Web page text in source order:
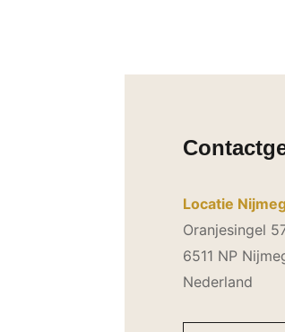
Locatie
Oranjesingel
6511 NP
Nederland